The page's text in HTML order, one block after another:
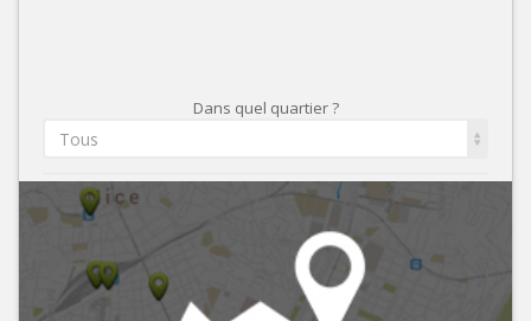
Dans quel quartier ?
Tous